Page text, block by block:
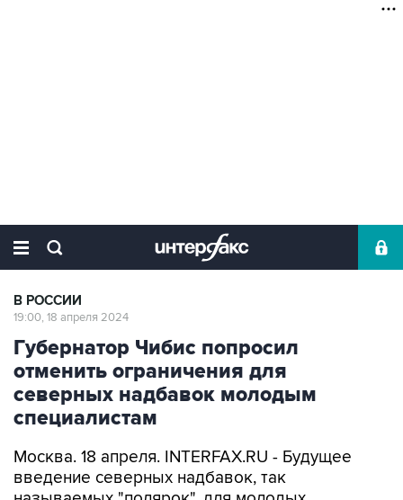
В РОССИИ
19:00, 18 апреля 2024
Губернатор Чибис попросил
отменить ограничения для
северных надбавок молодым
специалистам
Москва. 18 апреля. INTERFAX.RU - Будущее
введение северных надбавок, так